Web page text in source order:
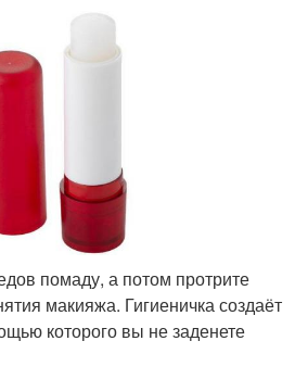
помаду, а потом протрите
макияжа. Гигиеничка создаёт
которого вы не заденете